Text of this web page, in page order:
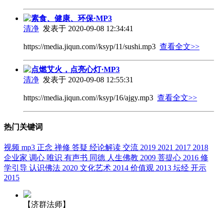
素食、健康、环保·MP3
清净 发表于 2020-09-08 12:34:41
https://media.jiqun.com//ksyp/11/sushi.mp3 查看全文>>
点燃艾火，点亮心灯·MP3
清净 发表于 2020-09-08 12:55:31
https://media.jiqun.com//ksyp/16/ajgy.mp3 查看全文>>
热门关键词
视频 mp3 正念 禅修 答疑 经论解读 交流 2019 2021 2017 2018
企业家 调心 唯识 有声书 同德 人生佛教 2009 菩提心 2016 修
学引导 认识佛法 2020 文化艺术 2014 价值观 2013 坛经 开示
2015
【济群法师】